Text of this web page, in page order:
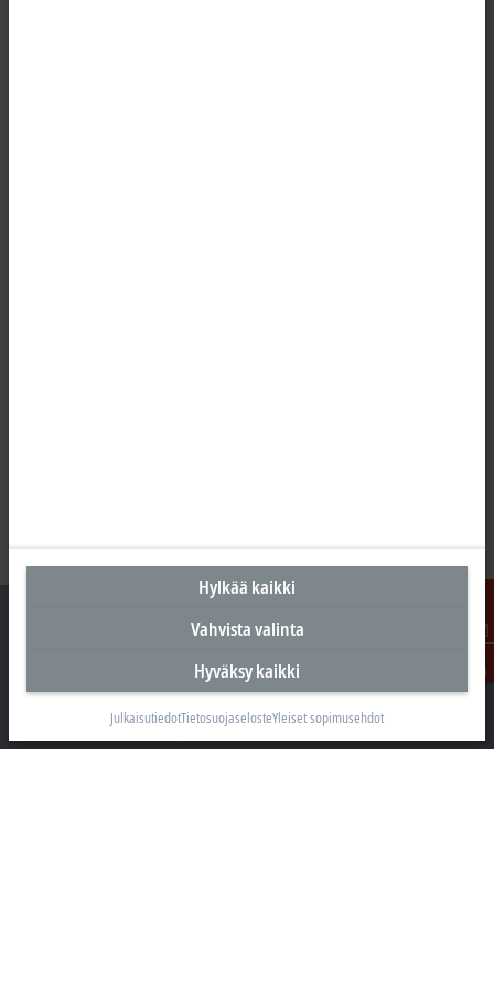
yhteyttä
Suomen pääkonttori
Beckhoff Automation Oy
Hakakalliontie 2
Hylkää kaikki
Vahvista valinta
Hyväksy kaikki
JulkaisutiedotTietosuojaselosteYleiset sopimusehdot